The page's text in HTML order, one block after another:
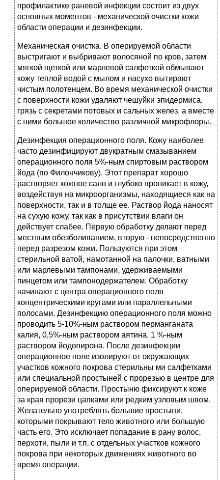
профилактике раневой инфекции состоит из двух
основных моментов - механической очистки кожи
области операции и дезинфекции.
Механическая очистка. В оперируемой области
выстригают и выбривают волосяной по кров, затем
мягкой щеткой или марлевой салфеткой обмывают
кожу теплой водой с мылом и насухо вытирают
чистым полотенцем. Во время механической очистки
с поверхности кожи удаляют чешуйки эпидермиса,
грязь с секретами потовых и сальных желез, а вместе
с ними большое количество различной микрофлоры.
Дезинфекция операционного поля. Кожу наиболее
часто дезинфицируют двукратным смазыванием
операционного поля 5%-ным спиртовым раствором
йода (по Филончикову). Этот препарат хорошо
растворяет кожное сало и глубоко проникает в кожу,
воздействуя на микроорганизмы, находящиеся как на
поверхности, так и в толще ее. Раствор йода наносят
на сухую кожу, так как в присутствии влаги он
действует слабее. Первую обработку делают перед
местным обезболиванием, вторую - непосредственно
перед разрезом кожи. Пользуются при этом
стерильной ватой, намотанной на палочки, ватными
или марлевыми тампонами, удерживаемыми
пинцетом или тампонодержателем. Обработку
начинают с центра операционного поля
концентрическими кругами или параллельными
полосами. Дезинфекцию операционного поля можно
проводить 5-10%-ным раствором перманганата
калия, 0,5%-ным раствором аятина, 1 %-ным
раствором йодопирона. После дезинфекции
операционное поле изолируют от окружающих
участков кожного покрова стерильны ми салфетками
или специальной простыней с прорезью в центре для
оперируемой области. Простыню фиксируют к коже
за края прорези цапками или редким узловым швом.
Желательно употреблять большие простыни,
которыми покрывают тело животного или большую
часть его. Это исключает попадание в рану волос,
перхоти, пыли и т.п. с отдельных участков кожного
покрова при некоторых движениях животного во
время операции.